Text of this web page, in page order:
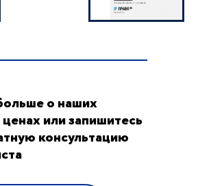
о наших
ценах или запишитесь
консультацию